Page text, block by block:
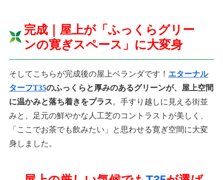
完成｜屋上が「ふっくらグリー
ンの寛ぎスペース」に大変身
そしてこちらが完成後の屋上ベランダです！ エターナル
ターフT35のふっくらと厚みのあるグリーンが、屋上空間
に温かみと落ち着きをプラス。手すり越しに見える街並
みと、足元の鮮やかな人工芝のコントラストが美しく、
「ここでお茶でも飲みたい」と思わせる寛ぎ空間に大変
身しました。